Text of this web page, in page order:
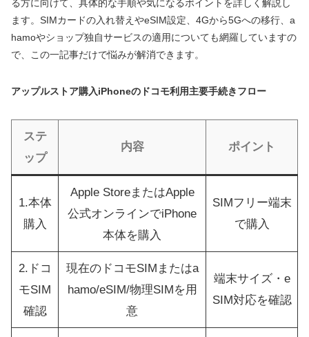
る方に向けて、具体的な手順や気になるポイントを詳しく解説し
ます。SIMカードの入れ替えやeSIM設定、4Gから5Gへの移行、a
hamoやショップ独自サービスの適用についても網羅していますの
で、この一記事だけで悩みが解消できます。
アップルストア購入iPhoneのドコモ利用主要手続きフロー
ステ
ップ
内容 ポイント
1.本体
購入
Apple StoreまたはApple
公式オンラインでiPhone
本体を購入
SIMフリー端末
で購入
2.ドコ
モSIM
確認
現在のドコモSIMまたはa
hamo/eSIM/物理SIMを用
意
端末サイズ・e
SIM対応を確認